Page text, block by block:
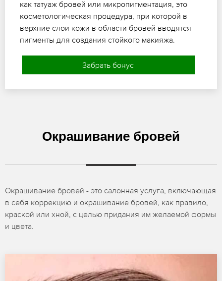
как татуаж бровей или микропигментация, это
косметологическая процедура, при которой в
верхние слои кожи в области бровей вводятся
пигменты для создания стойкого макияжа.
Забрать бонус
Окрашивание бровей
Окрашивание бровей - это салонная услуга, включающая
в себя коррекцию и окрашивание бровей, как правило,
краской или хной, с целью придания им желаемой формы
и цвета.